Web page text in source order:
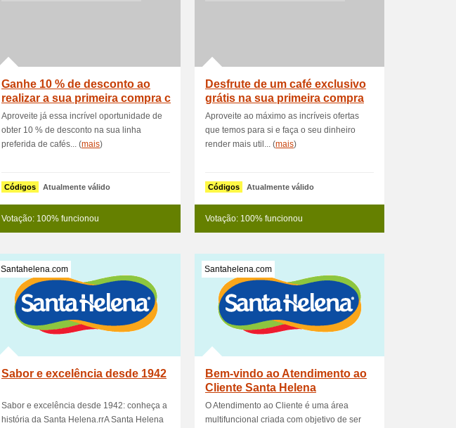
Ganhe 10 % de desconto ao
realizar a sua primeira compra c
Aproveite já essa incrível oportunidade de
obter 10 % de desconto na sua linha
preferida de cafés... (mais)
Códigos Atualmente válido
Votação: 100% funcionou
Desfrute de um café exclusivo
grátis na sua primeira compra
Aproveite ao máximo as incríveis ofertas
que temos para si e faça o seu dinheiro
render mais util... (mais)
Códigos Atualmente válido
Votação: 100% funcionou
Santahelena.com
Sabor e excelência desde 1942
Sabor e excelência desde 1942: conheça a
história da Santa Helena.rrA Santa Helena
Santahelena.com
Bem-vindo ao Atendimento ao
Cliente Santa Helena
O Atendimento ao Cliente é uma área
multifuncional criada com objetivo de ser